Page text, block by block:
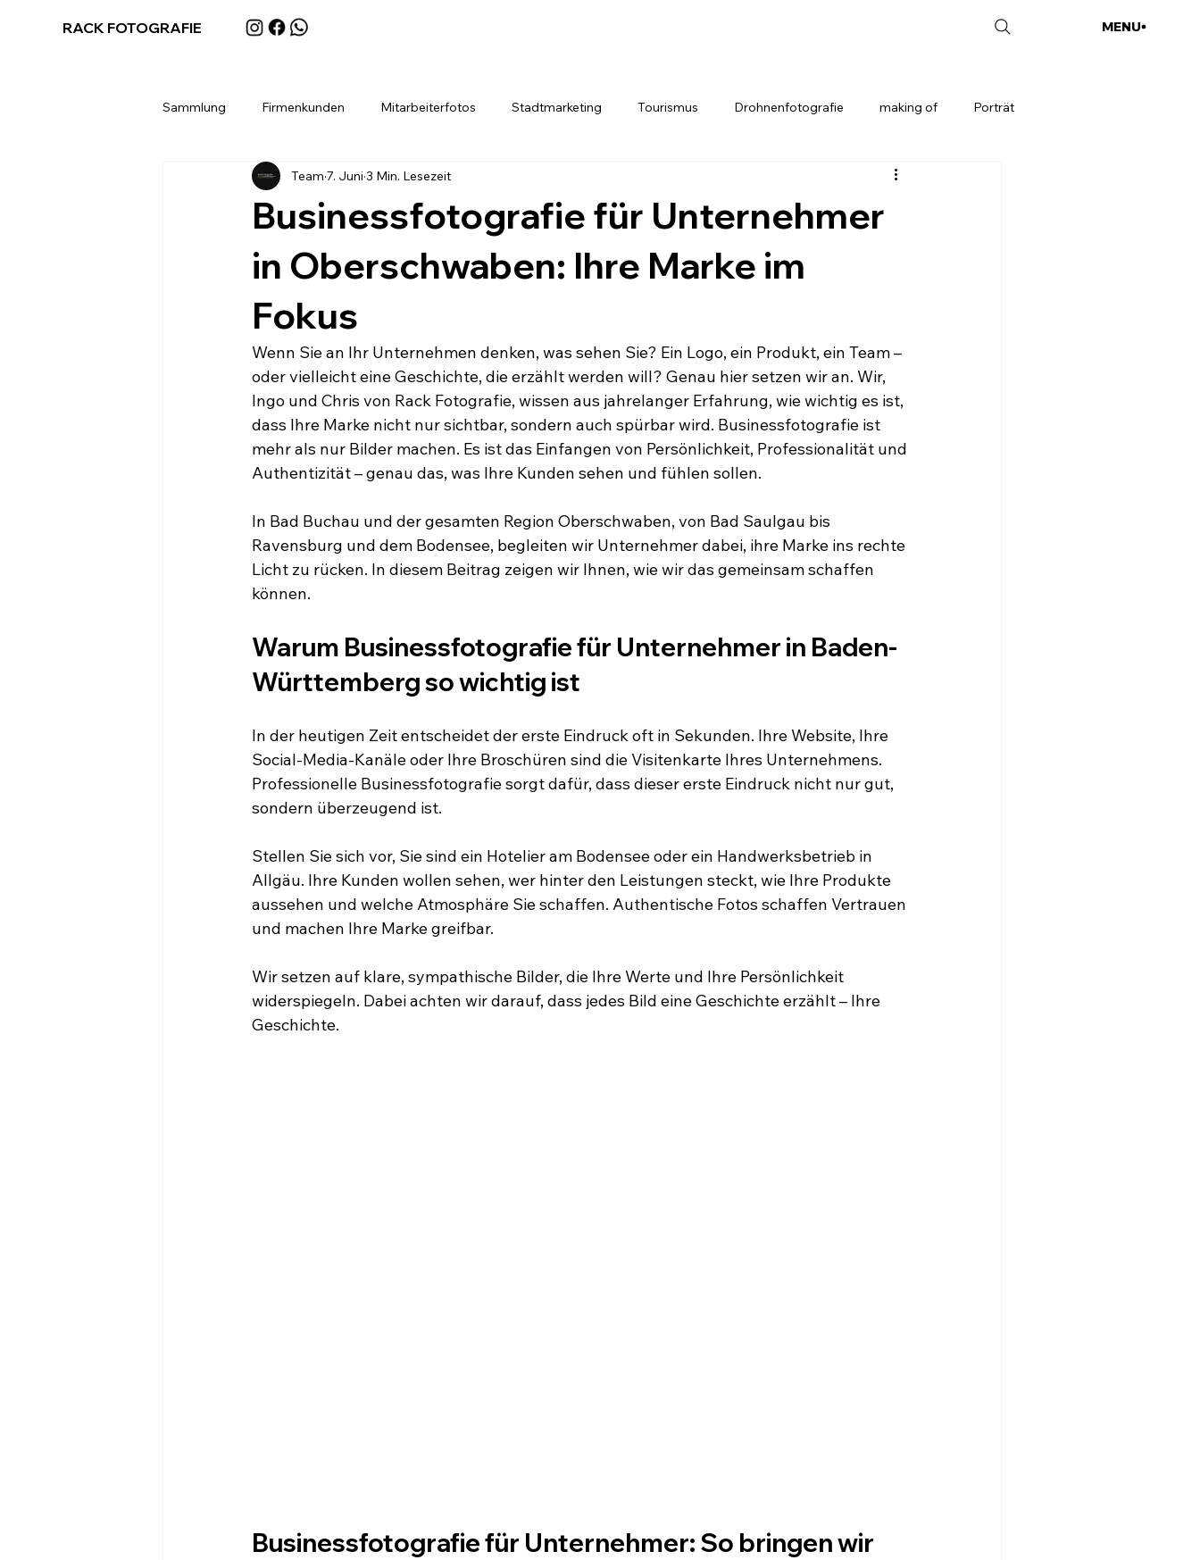
RACK FOTOGRAFIE MENU
Sammlung Firmenkunden Mitarbeiterfotos Stadtmarketing Tourismus Drohnenfotografie making of Porträt
Privatkunden 3D Rundgang
Businessfotografie für Unternehmer
in Oberschwaben: Ihre Marke im
Fokus
Team 7. Juni 3 Min. Lesezeit
Wenn Sie an Ihr Unternehmen denken, was sehen Sie? Ein Logo, ein Produkt, ein Team –
oder vielleicht eine Geschichte, die erzählt werden will? Genau hier setzen wir an. Wir,
Ingo und Chris von Rack Fotografie, wissen aus jahrelanger Erfahrung, wie wichtig es ist,
dass Ihre Marke nicht nur sichtbar, sondern auch spürbar wird. Businessfotografie ist
mehr als nur Bilder machen. Es ist das Einfangen von Persönlichkeit, Professionalität und
Authentizität – genau das, was Ihre Kunden sehen und fühlen sollen.
In Bad Buchau und der gesamten Region Oberschwaben, von Bad Saulgau bis
Ravensburg und dem Bodensee, begleiten wir Unternehmer dabei, ihre Marke ins rechte
Licht zu rücken. In diesem Beitrag zeigen wir Ihnen, wie wir das gemeinsam schaffen
können.
Warum Businessfotografie für Unternehmer in Baden-
Württemberg so wichtig ist
In der heutigen Zeit entscheidet der erste Eindruck oft in Sekunden. Ihre Website, Ihre
Social-Media-Kanäle oder Ihre Broschüren sind die Visitenkarte Ihres Unternehmens.
Professionelle Businessfotografie sorgt dafür, dass dieser erste Eindruck nicht nur gut,
sondern überzeugend ist.
Stellen Sie sich vor, Sie sind ein Hotelier am Bodensee oder ein Handwerksbetrieb in
Allgäu. Ihre Kunden wollen sehen, wer hinter den Leistungen steckt, wie Ihre Produkte
aussehen und welche Atmosphäre Sie schaffen. Authentische Fotos schaffen Vertrauen
und machen Ihre Marke greifbar.
Wir setzen auf klare, sympathische Bilder, die Ihre Werte und Ihre Persönlichkeit
widerspiegeln. Dabei achten wir darauf, dass jedes Bild eine Geschichte erzählt – Ihre
Geschichte.
Businessfotografie für Unternehmer: So bringen wir